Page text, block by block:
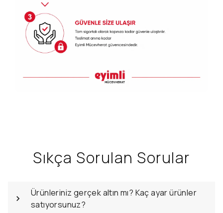
Sıkça Sorulan Sorular
Ürünleriniz gerçek altın mı? Kaç ayar ürünler
satıyorsunuz?